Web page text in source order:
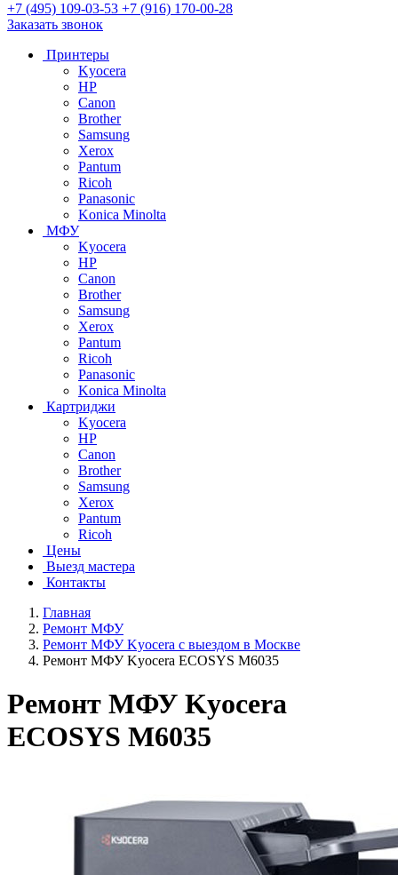
+7 (495) 109-03-53 +7 (916) 170-00-28
Заказать звонок
Принтеры
Kyocera
HP
Canon
Brother
Samsung
Xerox
Pantum
Ricoh
Panasonic
Konica Minolta
МФУ
Kyocera
HP
Canon
Brother
Samsung
Xerox
Pantum
Ricoh
Panasonic
Konica Minolta
Картриджи
Kyocera
HP
Canon
Brother
Samsung
Xerox
Pantum
Ricoh
Цены
Выезд мастера
Контакты
Главная
Ремонт МФУ
Ремонт МФУ Kyocera с выездом в Москве
Ремонт МФУ Kyocera ECOSYS M6035
Ремонт МФУ Kyocera
ECOSYS M6035